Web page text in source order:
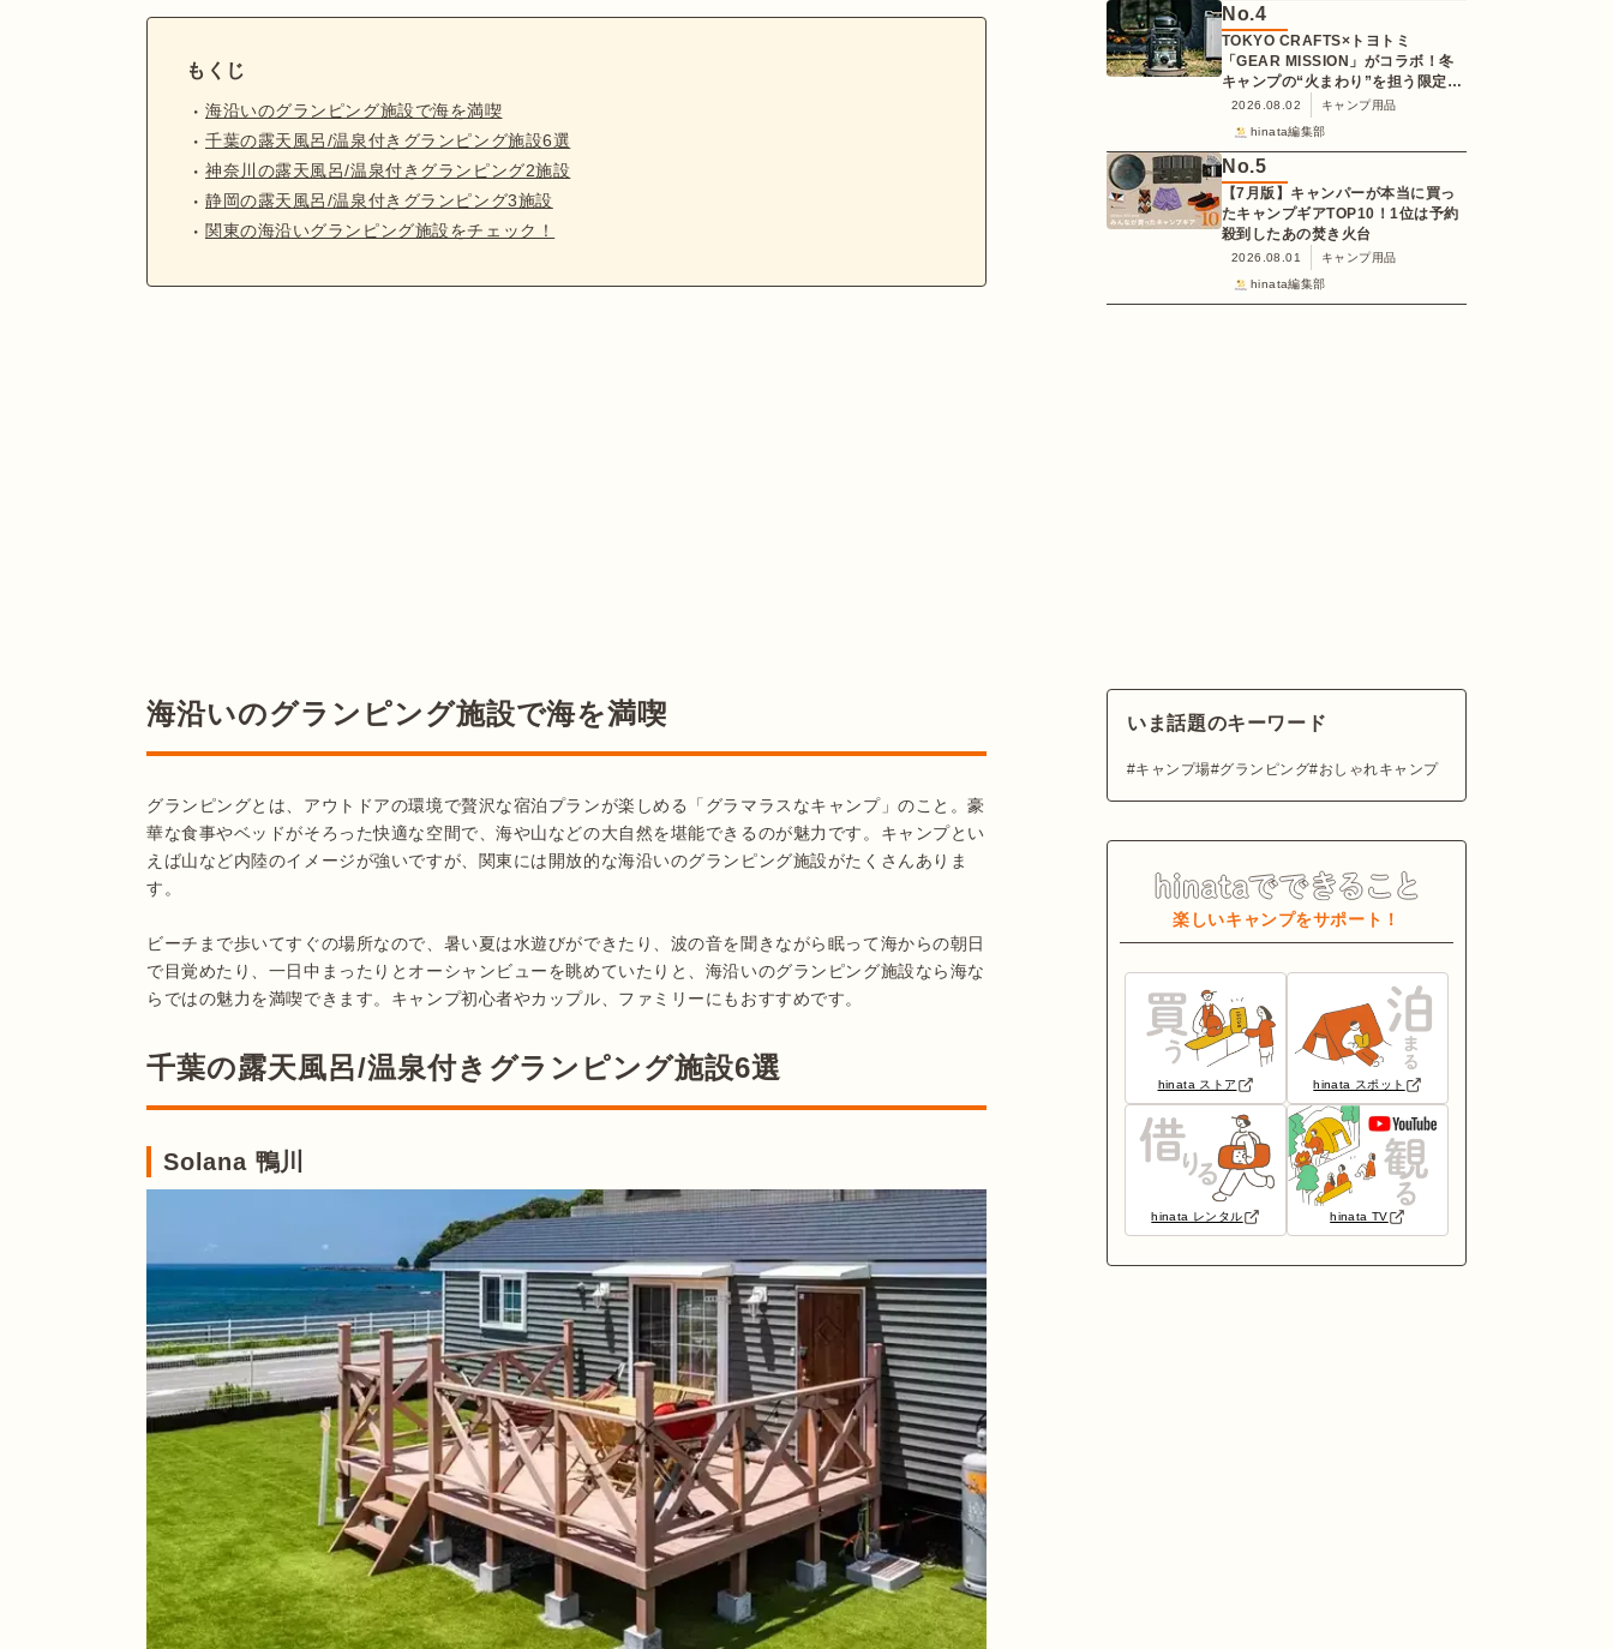
もくじ
海沿いのグランピング施設で海を満喫
千葉の露天風呂/温泉付きグランピング施設6選
神奈川の露天風呂/温泉付きグランピング2施設
静岡の露天風呂/温泉付きグランピング3施設
関東の海沿いグランピング施設をチェック！
海沿いのグランピング施設で海を満喫
グランピングとは、アウトドアの環境で贅沢な宿泊プランが楽しめる「グラマラスなキャンプ」のこと。豪
華な食事やベッドがそろった快適な空間で、海や山などの大自然を堪能できるのが魅力です。キャンプとい
えば山など内陸のイメージが強いですが、関東には開放的な海沿いのグランピング施設がたくさんありま
す。
ビーチまで歩いてすぐの場所なので、暑い夏は水遊びができたり、波の音を聞きながら眠って海からの朝日
で目覚めたり、一日中まったりとオーシャンビューを眺めていたりと、海沿いのグランピング施設なら海な
らではの魅力を満喫できます。キャンプ初心者やカップル、ファミリーにもおすすめです。
千葉の露天風呂/温泉付きグランピング施設6選
Solana 鴨川
No.4
TOKYO CRAFTS×トヨトミ
「GEAR MISSION」がコラボ！冬
キャンプの“火まわり”を担う限定
K3クッキングストーブが登場
2026.08.02
キャンプ用品
hinata編集部
No.5
【7月版】キャンパーが本当に買っ
たキャンプギアTOP10！1位は予約
殺到したあの焚き火台
2026.08.01
キャンプ用品
hinata編集部
いま話題のキーワード
キャンプ場 グランピング おしゃれキャンプ
楽しいキャンプをサポート！
hinata ストア hinata スポット
hinata レンタル hinata TV